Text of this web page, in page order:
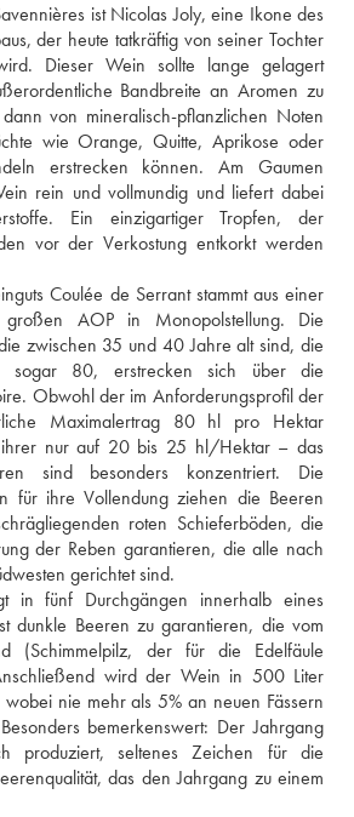
ist Nicolas Joly, eine Ikone des
der heute tatkräftig von seiner Tochter
Dieser Wein sollte lange gelagert
Bandbreite an Aromen zu
von mineralisch-pflanzlichen Noten
wie Orange, Quitte, Aprikose oder
erstrecken können. Am Gaumen
rein und vollmundig und liefert dabei
Ein einzigartiger Tropfen, der
vor der Verkostung entkorkt werden
Coulée de Serrant stammt aus einer
AOP in Monopolstellung. Die
zwischen 35 und 40 Jahre alt sind, die
sogar 80, erstrecken sich über die
Obwohl der im Anforderungsprofil der
Maximalertrag 80 hl pro Hektar
ihrer nur auf 20 bis 25 hl/Hektar – das
sind besonders konzentriert. Die
für ihre Vollendung ziehen die Beeren
roten Schieferböden, die
der Reben garantieren, die alle nach
gerichtet sind.
in fünf Durchgängen innerhalb eines
dunkle Beeren zu garantieren, die vom
(Schimmelpilz, der für die Edelfäule
wird der Wein in 500 Liter
wobei nie mehr als 5% an neuen Fässern
bemerkenswert: Der Jahrgang
produziert, seltenes Zeichen für die
das den Jahrgang zu einem